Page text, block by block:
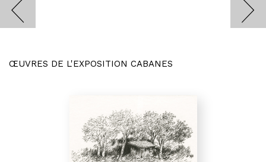
ŒUVRES DE L'EXPOSITION CABANES